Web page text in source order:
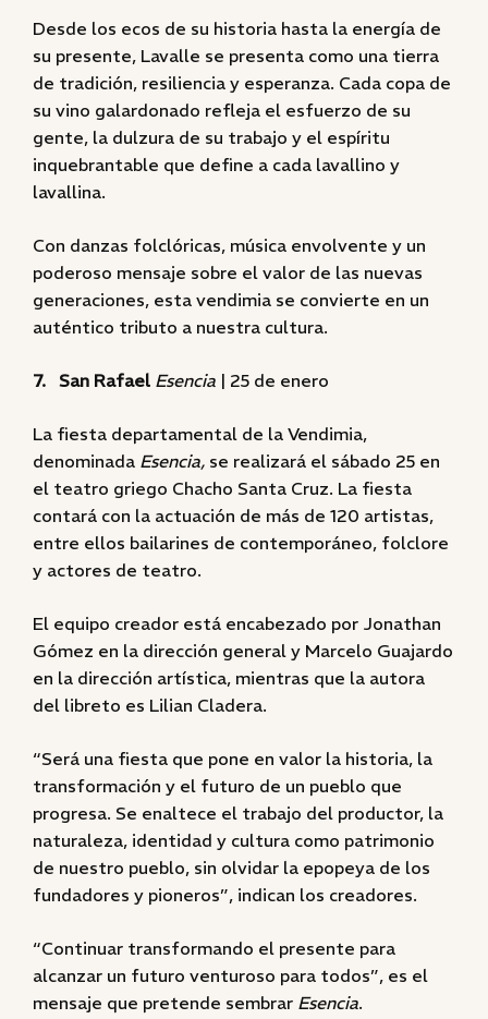
Desde los ecos de su historia hasta la energía de
su presente, Lavalle se presenta como una tierra
de tradición, resiliencia y esperanza. Cada copa de
su vino galardonado refleja el esfuerzo de su
gente, la dulzura de su trabajo y el espíritu
inquebrantable que define a cada lavallino y
lavallina.
Con danzas folclóricas, música envolvente y un
poderoso mensaje sobre el valor de las nuevas
generaciones, esta vendimia se convierte en un
auténtico tributo a nuestra cultura.
7. San Rafael Esencia | 25 de enero
La fiesta departamental de la Vendimia,
denominada Esencia, se realizará el sábado 25 en
el teatro griego Chacho Santa Cruz. La fiesta
contará con la actuación de más de 120 artistas,
entre ellos bailarines de contemporáneo, folclore
y actores de teatro.
El equipo creador está encabezado por Jonathan
Gómez en la dirección general y Marcelo Guajardo
en la dirección artística, mientras que la autora
del libreto es Lilian Cladera.
“Será una fiesta que pone en valor la historia, la
transformación y el futuro de un pueblo que
progresa. Se enaltece el trabajo del productor, la
naturaleza, identidad y cultura como patrimonio
de nuestro pueblo, sin olvidar la epopeya de los
fundadores y pioneros”, indican los creadores.
“Continuar transformando el presente para
alcanzar un futuro venturoso para todos”, es el
mensaje que pretende sembrar Esencia.